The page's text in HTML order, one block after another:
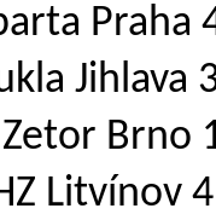
Praha
Jihlava
Brno
Litvínov